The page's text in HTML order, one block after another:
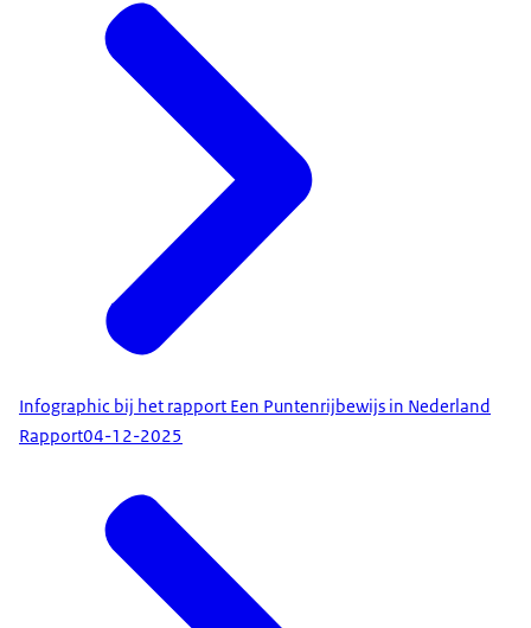
Infographic bij het rapport Een Puntenrijbewijs in Nederland
Rapport04-12-2025